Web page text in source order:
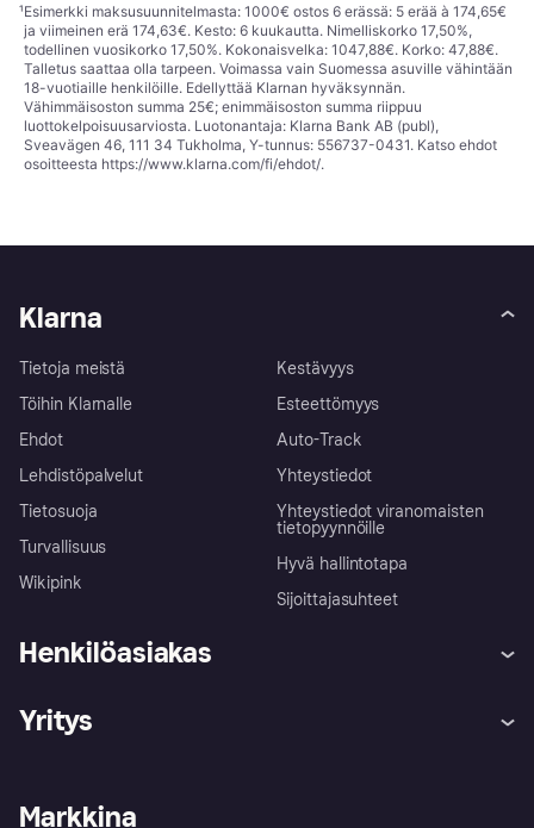
¹Esimerkki maksusuunnitelmasta: 1000€ ostos 6 erässä: 5 erää à 174,65€
ja viimeinen erä 174,63€. Kesto: 6 kuukautta. Nimelliskorko 17,50%,
todellinen vuosikorko 17,50%. Kokonaisvelka: 1047,88€. Korko: 47,88€.
Talletus saattaa olla tarpeen. Voimassa vain Suomessa asuville vähintään
18-vuotiaille henkilöille. Edellyttää Klarnan hyväksynnän.
Vähimmäisoston summa 25€; enimmäisoston summa riippuu
luottokelpoisuusarviosta. Luotonantaja: Klarna Bank AB (publ),
Sveavägen 46, 111 34 Tukholma, Y-tunnus: 556737-0431. Katso ehdot
osoitteesta https://www.klarna.com/fi/ehdot/.
Klarna
Tietoja meistä
Töihin Klarnalle
Ehdot
Lehdistöpalvelut
Tietosuoja
Turvallisuus
Wikipink
Kestävyys
Esteettömyys
Auto-Track
Yhteystiedot
Yhteystiedot viranomaisten
tietopyynnöille
Hyvä hallintotapa
Sijoittajasuhteet
Henkilöasiakas
Kirjaudu sisään
Tutustu kauppoihin
Yritys
Kirjaudu sisään yrityksenä
Markkina